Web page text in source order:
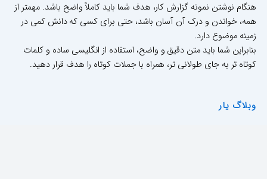
هنگام نوشتن نمونه گزارش کار، هدف شما باید کاملاً واضح باشد. مهمتر از
همه، خواندن و درک آن آسان باشد، حتی برای کسی که دانش کمی در
زمینه موضوع دارد.
بنابراین شما باید متن دقیق و واضح، استفاده از انگلیسی ساده و کلمات
کوتاه تر به جای طولانی تر، همراه با جملات کوتاه را هدف قرار دهید.
وبلاگ یار